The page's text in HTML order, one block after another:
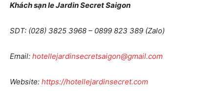
Khách sạn le Jardin Secret Saigon
SDT: (028) 3825 3968 – 0899 823 389 (Zalo)
Email: hotellejardinsecretsaigon@gmail.com
Website: https://hotellejardinsecret.com